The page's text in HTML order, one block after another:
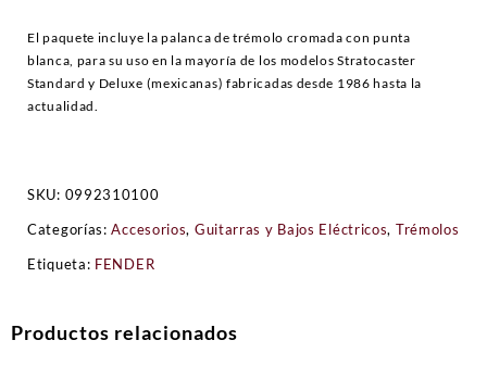
El paquete incluye la palanca de trémolo cromada con punta
blanca, para su uso en la mayoría de los modelos Stratocaster
Standard y Deluxe (mexicanas) fabricadas desde 1986 hasta la
actualidad.
SKU: 0992310100
Categorías:Accesorios, Guitarras y Bajos Eléctricos, Trémolos
Etiqueta: FENDER
Productos relacionados